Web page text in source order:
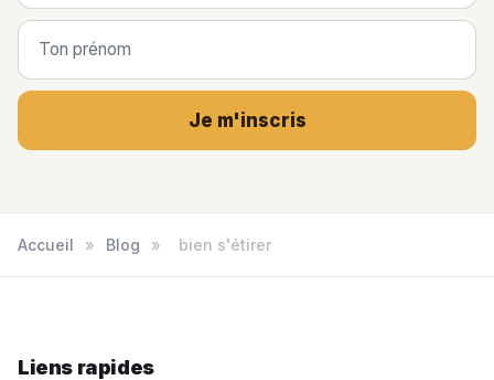
Je m'inscris
Accueil » Blog » bien s'étirer
Liens rapides